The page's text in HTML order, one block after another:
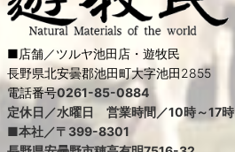
■店舗／ツルヤ池田店・遊牧民
長野県北安曇郡池田町大字池田2855
電話番号0261-85-0884
定休日／水曜日 営業時間／10時～17時
■本社／〒399-8301